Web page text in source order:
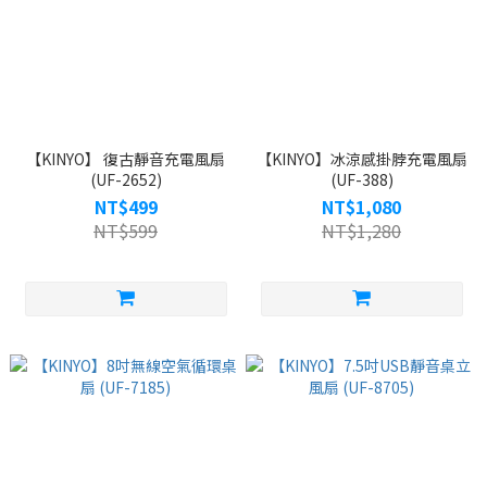
【KINYO】 復古靜音充電風扇
(UF-2652)
NT$499
NT$599
【KINYO】冰涼感掛脖充電風扇
(UF-388)
NT$1,080
NT$1,280